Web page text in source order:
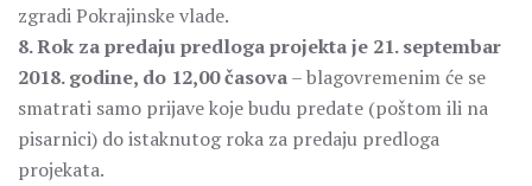
zgradi Pokrajinske vlade.
8. Rok za predaju predloga projekta je 21. septembar
2018. godine, do 12,00 časova– blagovremenim će se
smatrati samo prijave koje budu predate (poštom ili na
pisarnici) do istaknutog roka za predaju predloga
projekata.